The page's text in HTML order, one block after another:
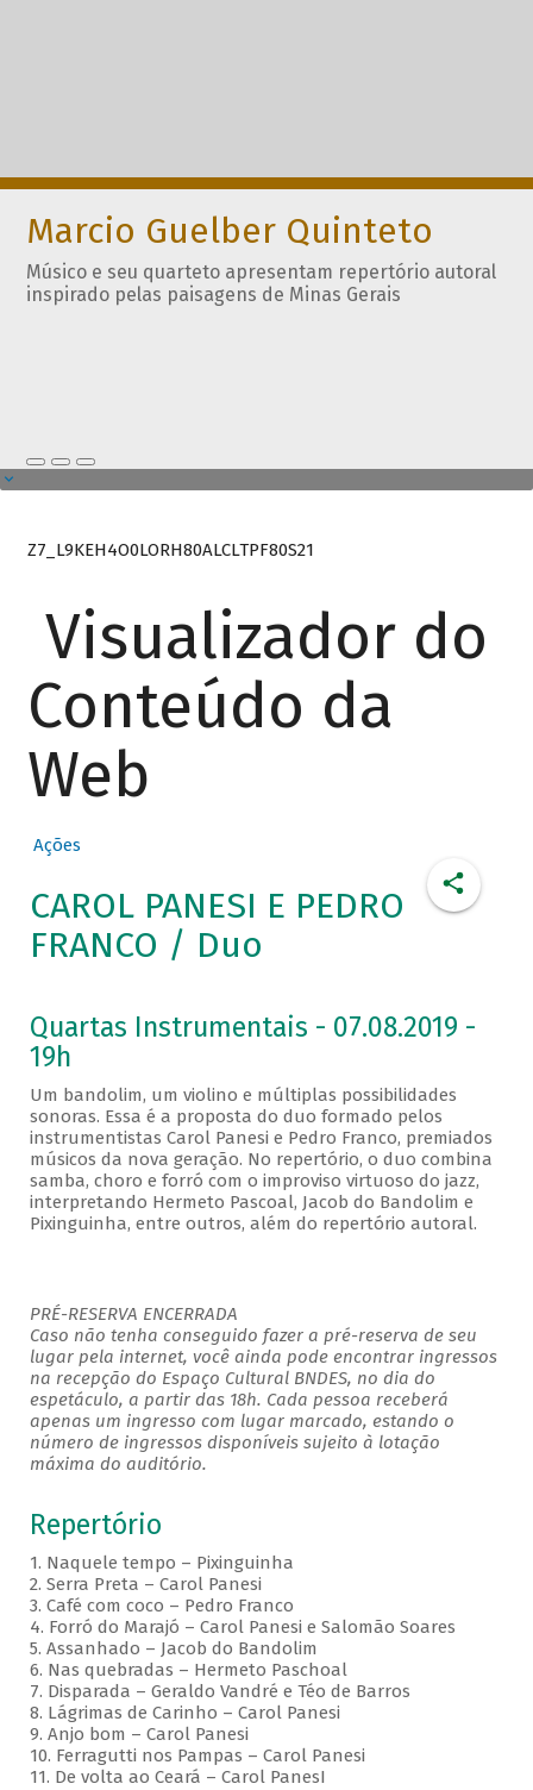
Marcio Guelber Quinteto
Músico e seu quarteto apresentam repertório autoral
inspirado pelas paisagens de Minas Gerais
Z7_L9KEH4O0LORH80ALCLTPF80S21
Visualizador do
Conteúdo da
Web
Ações
CAROL PANESI E PEDRO
FRANCO / Duo
Quartas Instrumentais - 07.08.2019 -
19h
Um bandolim, um violino e múltiplas possibilidades
sonoras. Essa é a proposta do duo formado pelos
instrumentistas Carol Panesi e Pedro Franco, premiados
músicos da nova geração. No repertório, o duo combina
samba, choro e forró com o improviso virtuoso do jazz,
interpretando Hermeto Pascoal, Jacob do Bandolim e
Pixinguinha, entre outros, além do repertório autoral.
PRÉ-RESERVA ENCERRADA
Caso não tenha conseguido fazer a pré-reserva de seu
lugar pela internet, você ainda pode encontrar ingressos
na recepção do Espaço Cultural BNDES, no dia do
espetáculo, a partir das 18h. Cada pessoa receberá
apenas um ingresso com lugar marcado, estando o
número de ingressos disponíveis sujeito à lotação
máxima do auditório.
Repertório
1. Naquele tempo – Pixinguinha
2. Serra Preta – Carol Panesi
3. Café com coco – Pedro Franco
4. Forró do Marajó – Carol Panesi e Salomão Soares
5. Assanhado – Jacob do Bandolim
6. Nas quebradas – Hermeto Paschoal
7. Disparada – Geraldo Vandré e Téo de Barros
8. Lágrimas de Carinho – Carol Panesi
9. Anjo bom – Carol Panesi
10. Ferragutti nos Pampas – Carol Panesi
11. De volta ao Ceará – Carol PanesI